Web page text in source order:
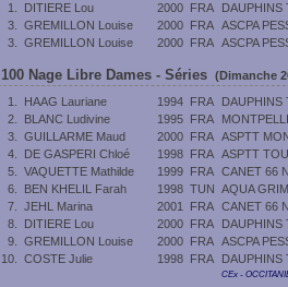
1.
DITIERE Lou 2000 FRA
DAUPHINS
3.
GREMILLON Louise 2000 FRA ASCPA
3.
GREMILLON Louise 2000 FRA ASCPA
100 Nage Libre Dames - Séries (Dimanche
1.
HAAG Lauriane 1994 FRA
DAUPHINS
2.
BLANC Ludivine 1995 FRA
3.
GUILLARME Maud 2000 FRA ASPTT
4.
DE GASPERI Chloé 1998 FRA ASPTT
5.
VAQUETTE Mathilde 1999 FRA CANET 66
6.
BEN KHELIL Farah 1998 TUN AQUA
7.
JEHL Marina 2001 FRA CANET 66
8.
DITIERE Lou 2000 FRA
DAUPHINS
9.
GREMILLON Louise 2000 FRA ASCPA
10.
COSTE Julie 1998 FRA DAUPHINS
CEx -